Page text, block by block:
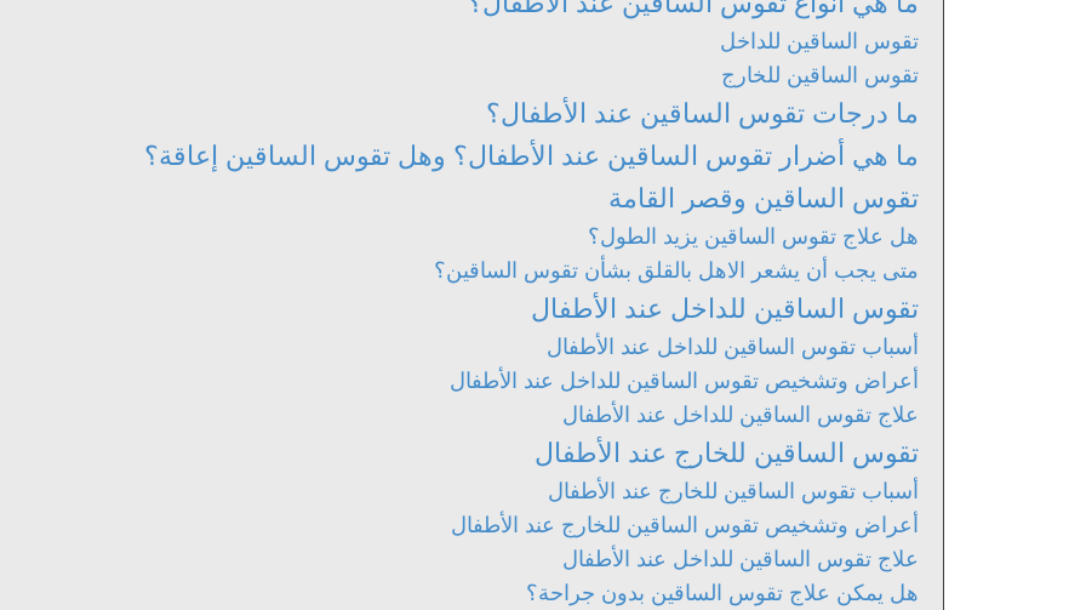
تقوس الساقين للداخل
تقوس الساقين للخارج
ما درجات تقوس الساقين عند الأطفال؟
ما هي أضرار تقوس الساقين عند الأطفال؟ وهل تقوس الساقين إعاقة؟
تقوس الساقين وقصر القامة
هل علاج تقوس الساقين يزيد الطول؟
متى يجب أن يشعر الاهل بالقلق بشأن تقوس الساقين؟
تقوس الساقين للداخل عند الأطفال
أسباب تقوس الساقين للداخل عند الأطفال
أعراض وتشخيص تقوس الساقين للداخل عند الأطفال
علاج تقوس الساقين للداخل عند الأطفال
تقوس الساقين للخارج عند الأطفال
أسباب تقوس الساقين للخارج عند الأطفال
أعراض وتشخيص تقوس الساقين للخارج عند الأطفال
علاج تقوس الساقين للداخل عند الأطفال
هل يمكن علاج تقوس الساقين بدون جراحة؟